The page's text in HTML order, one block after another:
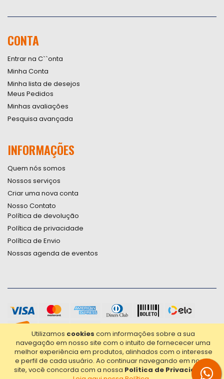
Utilizamos cookies com informações sobre a sua
navegação em nosso site com o intuito de fornececer uma
melhor experiência em produtos, alinhados com o interesse
e perfil de cada usuário. Ao continuar navegando em nosso
site, você concorda com a nossa Política de Privacidade.
Newsletter:
CONTA
Entrar na C``onta
Minha Conta
Minha lista de desejos
Meus Pedidos
Minhas avaliações
Pesquisa avançada
INFORMAÇÕES
Quem nós somos
Nossos serviços
Criar uma nova conta
Nosso Contato
Política de devolução
Política de privacidade
Política de Envio
Nossas agenda de eventos